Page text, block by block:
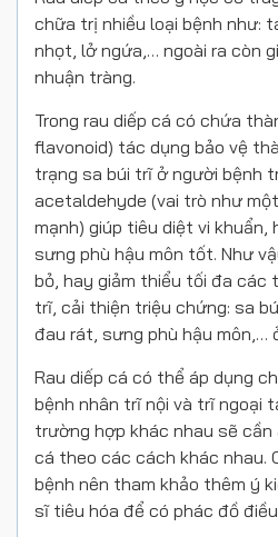
chữa trị nhiều loại bệnh như:
nhọt, lở ngứa,… ngoài ra còn
nhuận tràng.
Trong rau diếp cá có chứa
flavonoid) tác dụng bảo vệ
trạng sa búi trĩ ở người bệnh
acetaldehyde (vai trò như
mạnh) giúp tiêu diệt vi khuẩn,
sưng phù hậu môn tốt. Như
bỏ, hay giảm thiểu tối đa các
trĩ, cải thiện triệu chứng: sa
đau rát, sưng phù hậu môn,…
Rau diếp cá có thể áp dụng
bệnh nhân trĩ nội và trĩ ngoại
trường hợp khác nhau sẽ cần
cá theo các cách khác nhau.
bệnh nên tham khảo thêm ý
sĩ tiêu hóa để có phác đồ